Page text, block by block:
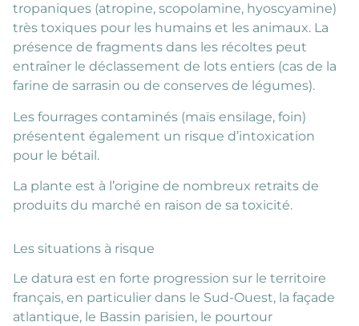
tropaniques (atropine, scopolamine, hyoscyamine)
très toxiques pour les humains et les animaux. La
présence de fragments dans les récoltes peut
entraîner le déclassement de lots entiers (cas de la
farine de sarrasin ou de conserves de légumes).
Les fourrages contaminés (maïs ensilage, foin)
présentent également un risque d’intoxication
pour le bétail.
La plante est à l’origine de nombreux retraits de
produits du marché en raison de sa toxicité.
Les situations à risque
Le datura est en forte progression sur le territoire
français, en particulier dans le Sud-Ouest, la façade
atlantique, le Bassin parisien, le pourtour